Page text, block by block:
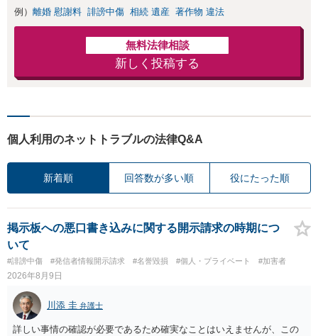
例） 離婚 慰謝料 誹謗中傷 相続 遺産 著作物 違法
無料法律相談
新しく投稿する
個人利用のネットトラブルの法律Q&A
新着順 回答数が多い順 役にたった順
掲示板への悪口書き込みに関する開示請求の時期につ
いて
#誹謗中傷 #発信者情報開示請求 #名誉毀損 #個人・プライベート #加害者
2026年8月9日
川添 圭 弁護士
詳しい事情の確認が必要であるため確実なことはいえませんが、この